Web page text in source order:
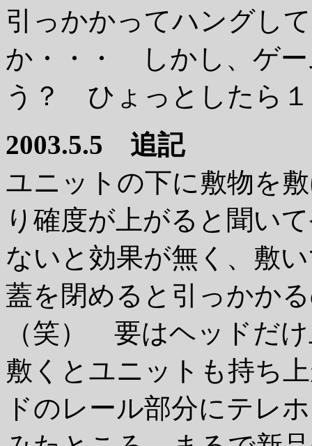
引っかかってハングし
か・・・ しかし、ゲー
う？ ひょっとしたら
2003.5.5 追記
ユニットの下に敷物を
り確度が上がると聞い
ないと効果が無く、敷
蓋を閉めると引っかか
（笑） 要はヘッドだ
敷くとユニットも持ち
ドのレール部分にテレ